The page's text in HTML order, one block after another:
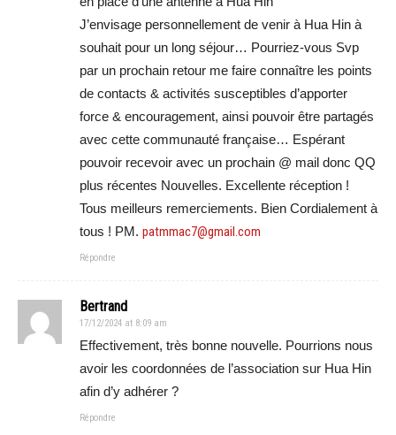
J’envisage personnellement de venir à Hua Hin à
souhait pour un long séjour… Pourriez-vous Svp
par un prochain retour me faire connaître les points
de contacts & activités susceptibles d’apporter
force & encouragement, ainsi pouvoir être partagés
avec cette communauté française… Espérant
pouvoir recevoir avec un prochain @ mail donc QQ
plus récentes Nouvelles. Excellente réception !
Tous meilleurs remerciements. Bien Cordialement à
tous ! PM. patmmac7@gmail.com
Répondre
Bertrand
17/12/2024 at 8:09 am
Effectivement, très bonne nouvelle. Pourrions nous
avoir les coordonnées de l’association sur Hua Hin
afin d’y adhérer ?
Répondre